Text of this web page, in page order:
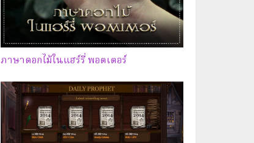
ภาษาดอกไม้ในแฮร์รี่ พอตเตอร์